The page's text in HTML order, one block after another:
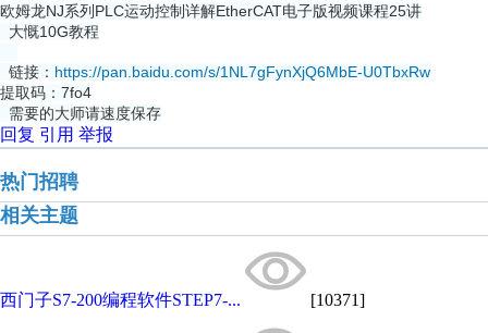
欧姆龙NJ系列PLC运动控制详解EtherCAT电子版视频课程25讲
大慨10G教程
链接： https://pan.baidu.com/s/1NL7gFynXjQ6MbE-U0TbxRw
提取码：7fo4
需要的大师请速度保存
回复 引用 举报
热门招聘
相关主题
西门子S7-200编程软件STEP7-... [10371]